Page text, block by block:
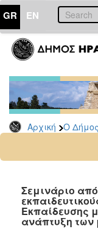
GR EN
Αρχική Ο Δήμος
ΔΗΜΟΣ
Δελτία
Τύπου
Αρχείο
2026
2024
2022
2021
Σεμινάριο
Εκπαίδευσης
ανάπτυξη των